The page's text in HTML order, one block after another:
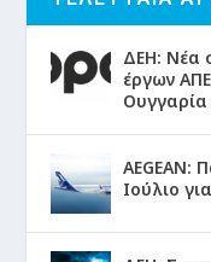
ΔΕΗ: Νέα
έργων
Ουγγαρία
AEGEAN:
Ιούλιο